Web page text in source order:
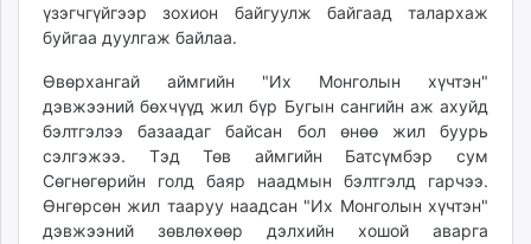
үзэгчгүйгээр зохион байгуулж байгаад талархаж
буйгаа дуулгаж байлаа.
Өвөрхангай аймгийн "Их Монголын хүчтэн"
дэвжээний бөхчүүд жил бүр Бугын сангийн аж ахуйд
бэлтгэлээ базаадаг байсан бол өнөө жил буурь
сэлгэжээ. Тэд Төв аймгийн Батсүмбэр сум
Сөгнөгөрийн голд баяр наадмын бэлтгэлд гарчээ.
Өнгөрсөн жил тааруу наадсан "Их Монголын хүчтэн"
дэвжээний зөвлөхөөр дэлхийн хошой аварга